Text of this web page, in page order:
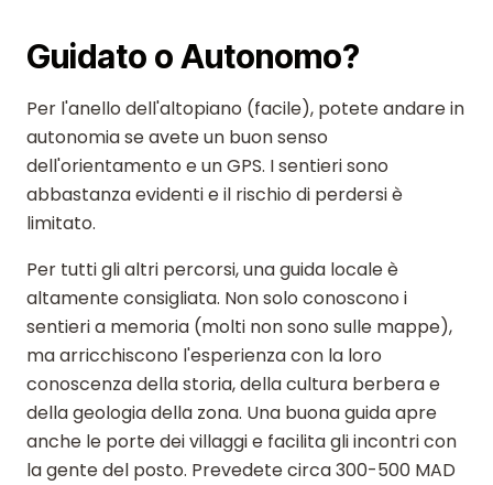
Guidato o Autonomo?
Per l'anello dell'altopiano (facile), potete andare in
autonomia se avete un buon senso
dell'orientamento e un GPS. I sentieri sono
abbastanza evidenti e il rischio di perdersi è
limitato.
Per tutti gli altri percorsi, una guida locale è
altamente consigliata. Non solo conoscono i
sentieri a memoria (molti non sono sulle mappe),
ma arricchiscono l'esperienza con la loro
conoscenza della storia, della cultura berbera e
della geologia della zona. Una buona guida apre
anche le porte dei villaggi e facilita gli incontri con
la gente del posto. Prevedete circa 300-500 MAD